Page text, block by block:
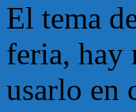
El tema
feria, hay
usarlo en